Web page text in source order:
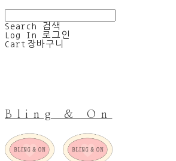
Search
검색
Log In
로그인
Cart 장바구니
Bling & On